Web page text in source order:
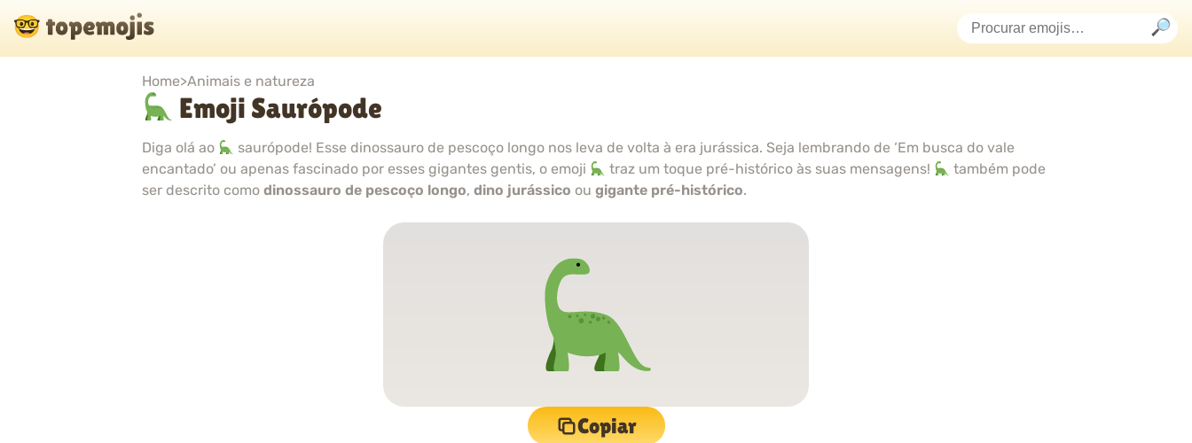
Home>Animais e natureza
Emoji Saurópode
Diga olá ao
saurópode! Esse dinossauro de pescoço longo nos leva de volta à era jurássica. Seja lembrando de ‘Em busca do vale
encantado’ ou apenas fascinado por esses gigantes gentis, o emoji
traz um toque pré-histórico às suas mensagens!
também pode
ser descrito como dinossauro de pescoço longo, dino jurássico ou gigante pré-histórico.
Copiar